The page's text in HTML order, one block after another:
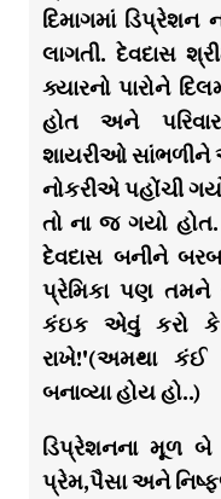
દિમાગમાં
લાગતી. દેવદાસ
ક્યારનો પારોને
હોત અને
શાયરીઓ સાંભળીને
નોકરીએ પહોંચી
તો ના જ ગયો
દેવદાસ બનીને
પ્રેમિકા પણ
કંઇક એવું કરો કે
રાખે!'(અમથા
બનાવ્યા હોય હો..)
ડિપ્રેશનના મૂળ
પ્રેમ,પૈસા અને